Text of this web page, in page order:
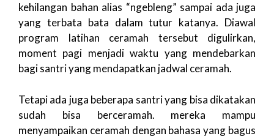
kehilangan bahan alias “ngebleng” sampai ada juga
yang terbata bata dalam tutur katanya. Diawal
program latihan ceramah tersebut digulirkan,
moment pagi menjadi waktu yang mendebarkan
bagi santri yang mendapatkan jadwal ceramah.
Tetapi ada juga beberapa santri yang bisa dikatakan
sudah bisa berceramah. mereka mampu
menyampaikan ceramah dengan bahasa yang bagus